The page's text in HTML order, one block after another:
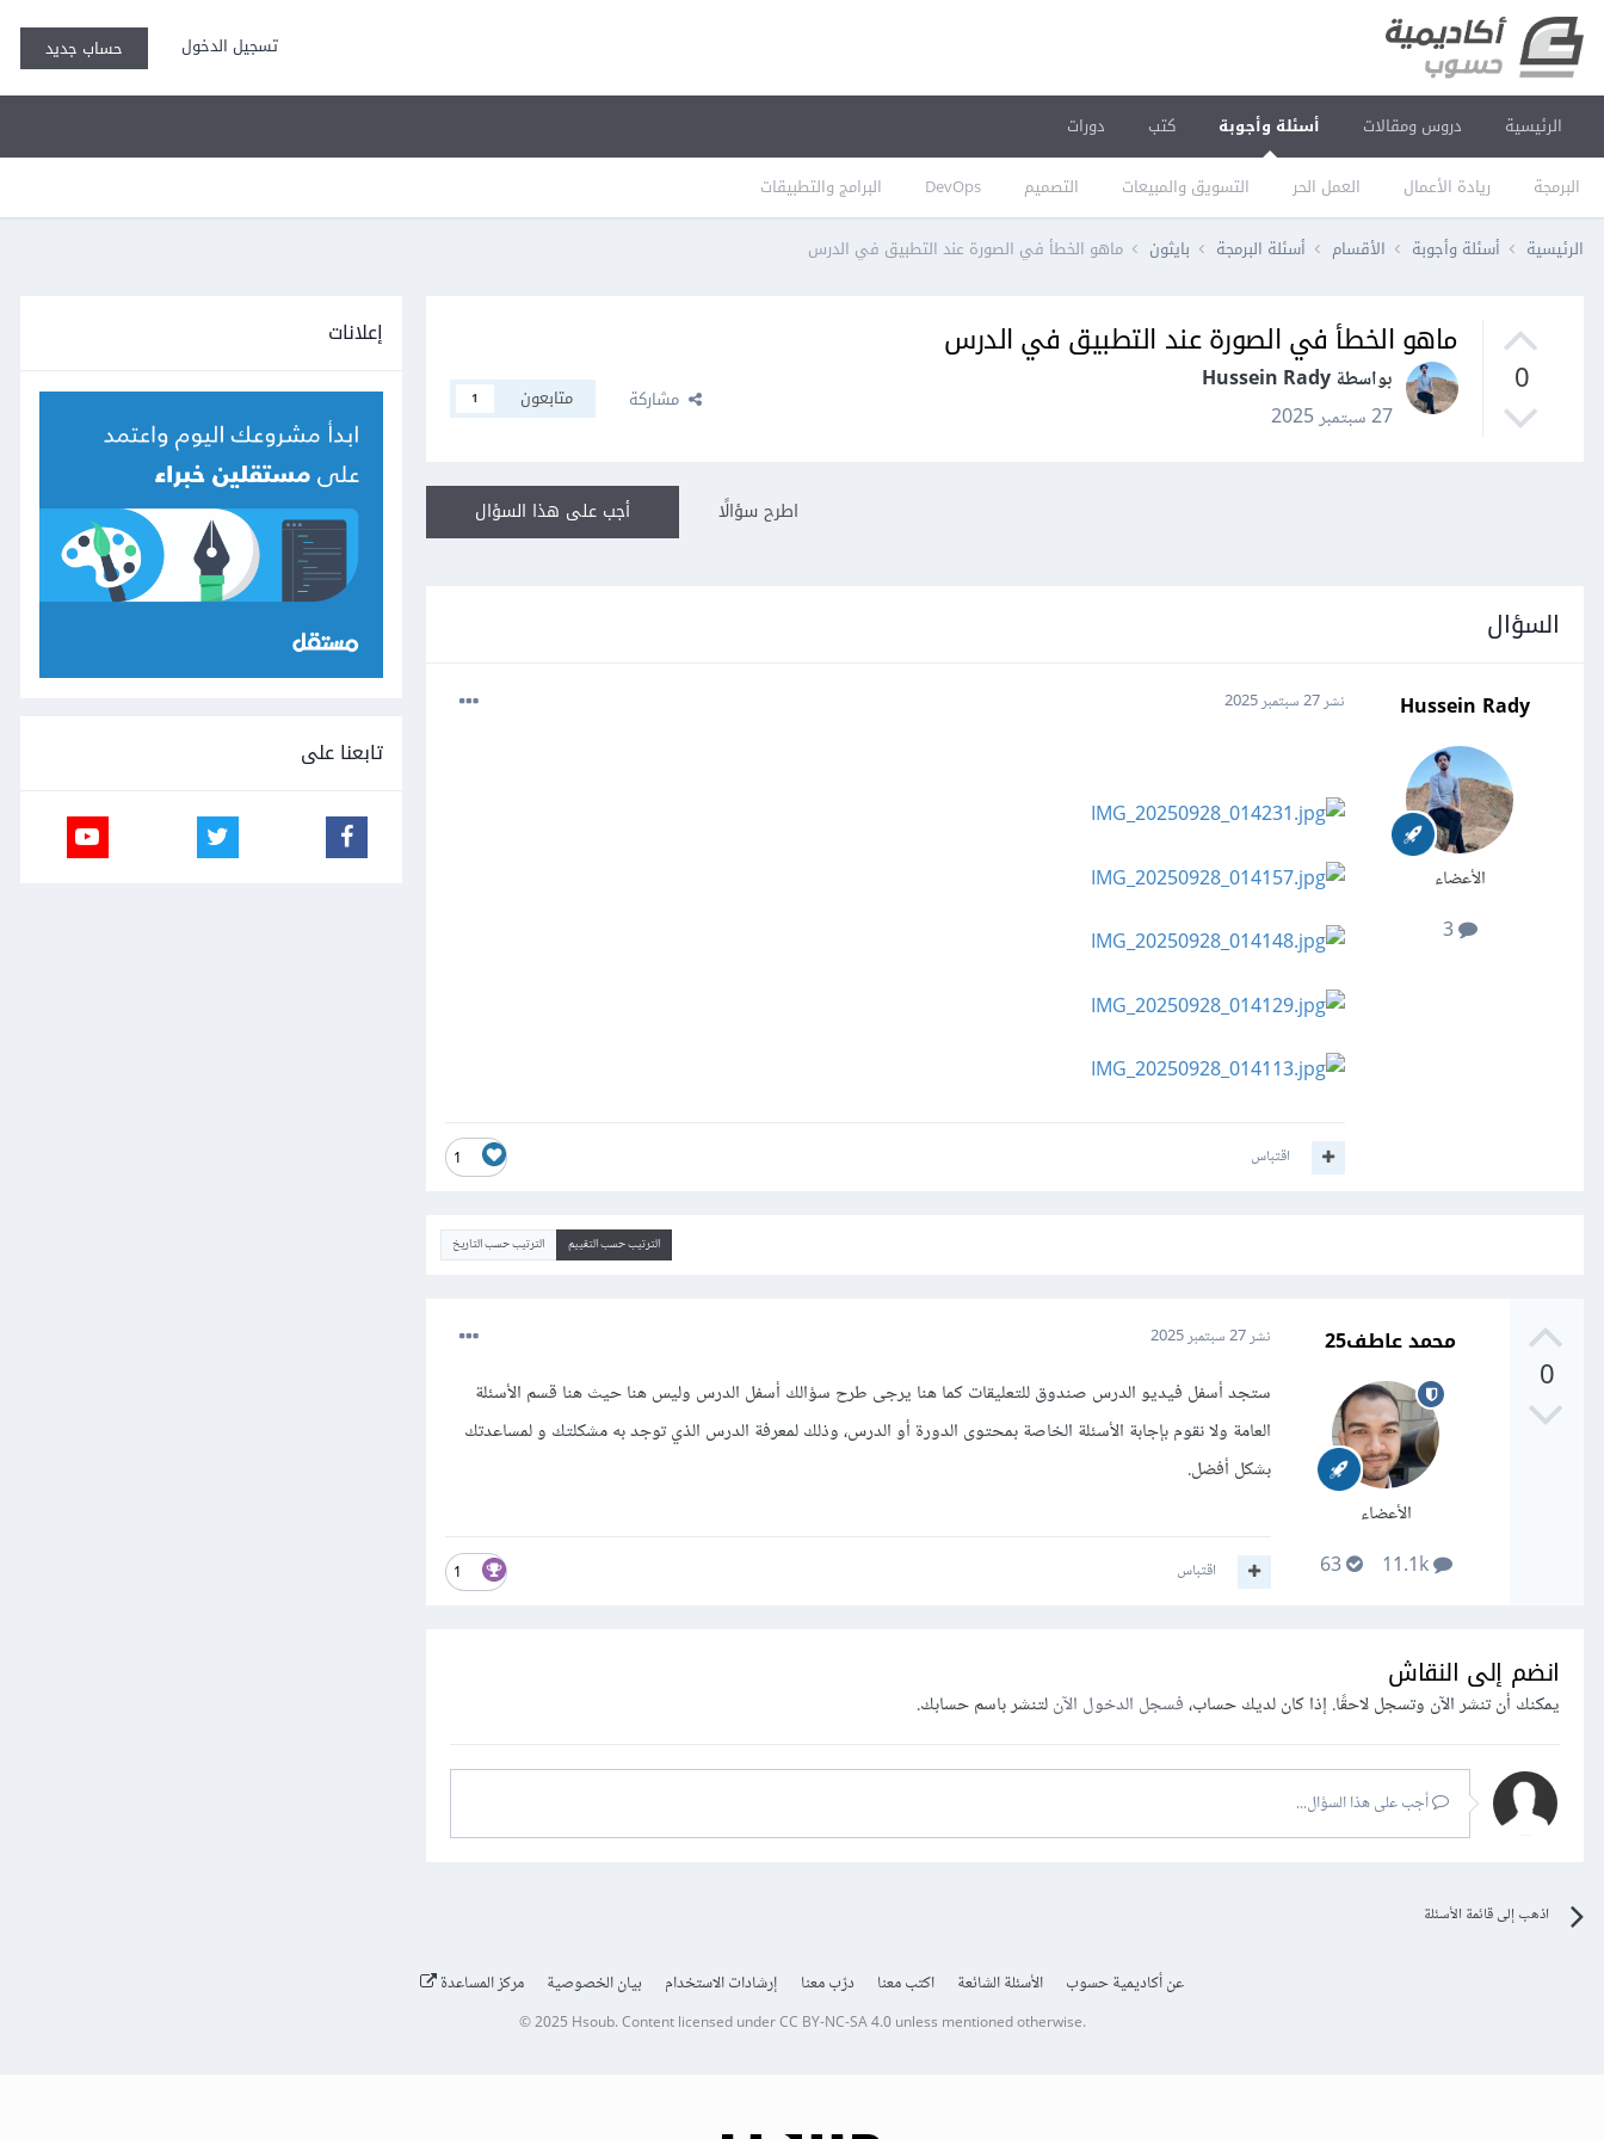
تسجيل الدخول حساب جديد
الرئيسية دروس ومقالات أسئلة وأجوبة
البرمجة ريادة الأعمال العمل الحر التسويق والمبيعات التصميم DevOps البرامج والتطبيقات
كتب دورات
الرئيسية أسئلة وأجوبة الأقسام أسئلة البرمجة بايثون ماهو الخطأ في الصورة عند التطبيق في الدرس
0
ماهو الخطأ في الصورة عند التطبيق في الدرس
بواسطة Hussein Rady
27 سبتمبر 2025
مشاركة متابعون 1
أجب على هذا السؤال اطرح سؤالًا
السؤال
Hussein Rady
الأعضاء
3
نشر27 سبتمبر 2025
1 اقتباس
الترتيب حسب التقييم الترتيب حسب التاريخ
0
محمد عاطف25
الأعضاء
11.1k
63
نشر27 سبتمبر 2025
ستجد أسفل فيديو الدرس صندوق للتعليقات كما هنا يرجى طرح سؤالك أسفل الدرس وليس هنا حيث هنا قسم الأسئلة
العامة ولا نقوم بإجابة الأسئلة الخاصة بمحتوى الدورة أو الدرس، وذلك لمعرفة الدرس الذي توجد به مشكلتك و لمساعدتك
بشكل أفضل.
1 اقتباس
انضم إلى النقاش
يمكنك أن تنشر الآن وتسجل لاحقًا. إذا كان لديك حساب،فسجل الدخول الآنلتنشر باسم حسابك.
أجب على هذا السؤال...
اذهب إلى قائمة الأسئلة
إعلانات
تابعنا على
عن أكاديمية حسوب الأسئلة الشائعة اكتب معنا درّب معنا إرشادات الاستخدام بيان الخصوصية مركز المساعدة
© 2025 Hsoub.Content licensed underCC BY-NC-SA 4.0unless mentioned otherwise.